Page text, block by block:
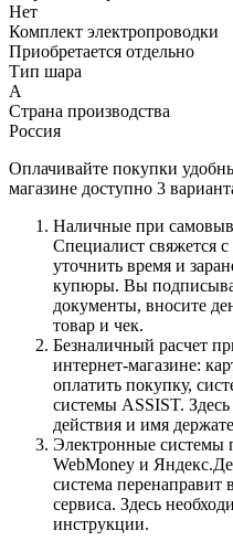
Нет
Комплект электропроводки
Приобретается отдельно
Тип шара
A
Страна производства
Россия
Оплачивайте покупки
магазине доступно 3
Наличные при
Специалист свяжется
уточнить время и
купюры. Вы
документы, вносите
товар и чек.
Безналичный расчет
интернет-магазине:
оплатить покупку,
системы ASSIST.
действия и имя
Электронные системы
WebMoney и
система перенаправит
сервиса. Здесь
инструкции.